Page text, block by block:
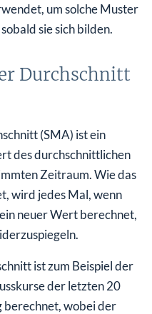
um solche Muster
sie sich bilden.
Durchschnitt
(SMA) ist ein
des durchschnittlichen
Zeitraum. Wie das
wird jedes Mal, wenn
neuer Wert berechnet,
ist zum Beispiel der
der letzten 20
berechnet, wobei der